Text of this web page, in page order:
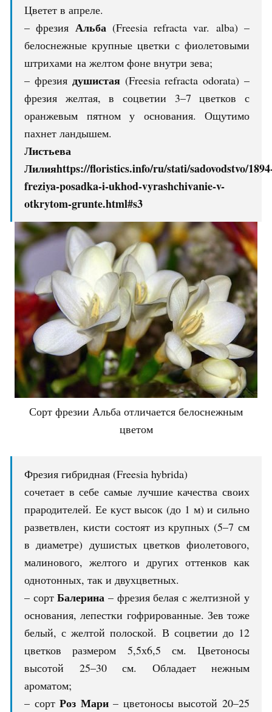
Цветет в апреле.
– фрезия Альба(Freesia refracta var. alba) –
белоснежные крупные цветки с фиолетовыми
штрихами на желтом фоне внутри зева;
– фрезия душистая(Freesia refracta odorata) –
фрезия желтая, в соцветии 3–7 цветков с
оранжевым пятном у основания. Ощутимо
пахнет ландышем.
Листьева
Лилияhttps://floristics.info/ru/stati/sadovodstvo/
freziya-posadka-i-ukhod-vyrashchivanie-v-
otkrytom-grunte.html#s3
Сорт фрезии Альба отличается белоснежным
цветом
Фрезия гибридная (Freesia hybrida)
сочетает в себе самые лучшие качества своих
прародителей. Ее куст высок (до 1 м) и сильно
разветвлен, кисти состоят из крупных (5–7 см
в диаметре) душистых цветков фиолетового,
малинового, желтого и других оттенков как
однотонных, так и двухцветных.
– сортБалерина – фрезия белая с желтизной у
основания, лепестки гофрированные. Зев тоже
белый, с желтой полоской. В соцветии до 12
цветков размером 5,5х6,5 см. Цветоносы
высотой 25–30 см. Обладает нежным
ароматом;
– сортРоз Мари– цветоносы высотой 20–25